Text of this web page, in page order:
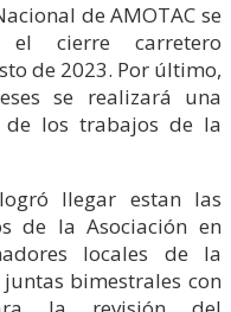
de AMOTAC se
el cierre carretero
de 2023. Por último,
se realizará una
de los trabajos de la
llegar estan las
de la Asociación en
locales de la
bimestrales con